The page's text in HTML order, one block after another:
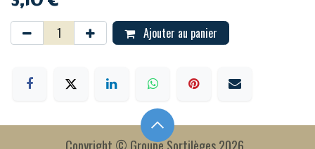
Ajouter au panier